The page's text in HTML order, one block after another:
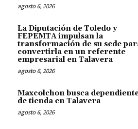
agosto 6, 2026
La Diputación de Toledo y
FEPEMTA impulsan la
transformación de su sede
convertirla en un referente
empresarial en Talavera
agosto 6, 2026
Maxcolchon busca
de tienda en Talavera
agosto 6, 2026